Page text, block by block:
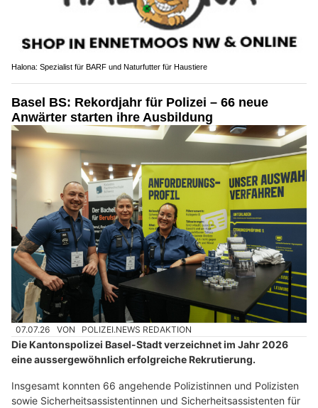
Halona: Spezialist für BARF und Naturfutter für Haustiere
Basel BS: Rekordjahr für Polizei – 66 neue
Anwärter starten ihre Ausbildung
07.07.26 VON POLIZEI.NEWS REDAKTION
Die Kantonspolizei Basel-Stadt verzeichnet im Jahr 2026
eine aussergewöhnlich erfolgreiche Rekrutierung.
Insgesamt konnten 66 angehende Polizistinnen und Polizisten
sowie Sicherheitsassistentinnen und Sicherheitsassistenten für